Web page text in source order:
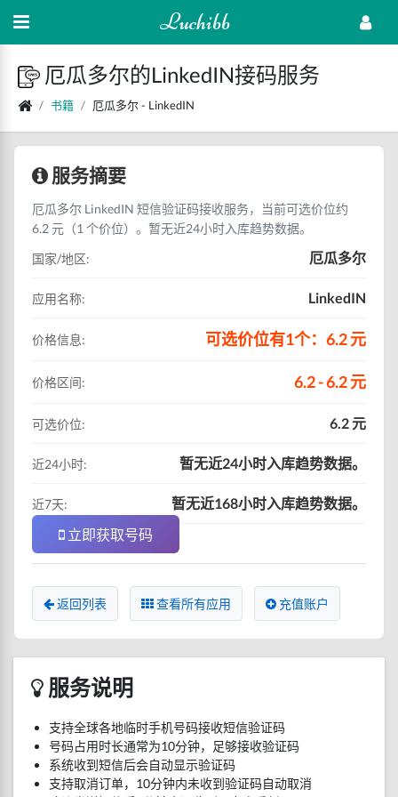
Luchibb
厄瓜多尔的LinkedIN接码服务
书籍 厄瓜多尔 - LinkedIN
服务摘要
厄瓜多尔 LinkedIN 短信验证码接收服务，当前可选价位约
6.2 元（1 个价位）。暂无近24小时入库趋势数据。
国家/地区:
厄瓜多尔
应用名称: LinkedIN
价格信息: 可选价位有1个：6.2 元
价格区间: 6.2 - 6.2 元
可选价位: 6.2 元
近24小时: 暂无近24小时入库趋势数据。
近7天:
暂无近168小时入库趋势数据。
立即获取号码
返回列表 查看所有应用 充值账户
服务说明
支持全球各地临时手机号码接收短信验证码
号码占用时长通常为10分钟，足够接收验证码
系统收到短信后会自动显示验证码
支持取消订单，10分钟内未收到验证码自动取消